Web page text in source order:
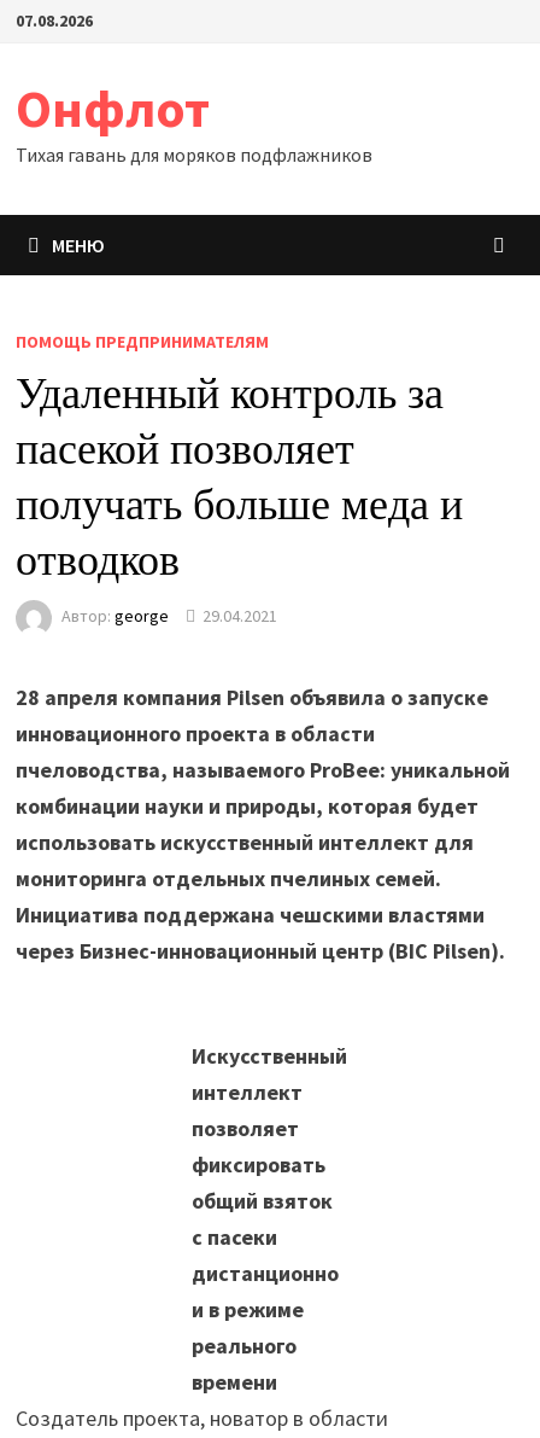
Перейти
07.08.2026
Онфлот
Тихая гавань для моряков подфлажников
МЕНЮ
ПОМОЩЬ ПРЕДПРИНИМАТЕЛЯМ
Удаленный контроль за
пасекой позволяет
получать больше меда и
отводков
Автор: george 29.04.2021
28 апреля компания Pilsen объявила о запуске
инновационного проекта в области
пчеловодства, называемого ProBee: уникальной
комбинации науки и природы, которая будет
использовать искусственный интеллект для
мониторинга отдельных пчелиных семей.
Инициатива поддержана чешскими властями
через Бизнес-инновационный центр (BIC Pilsen).
Искусственный
интеллект
позволяет
фиксировать
общий взяток
с пасеки
дистанционно
и в режиме
реального
времени
Создатель проекта, новатор в области